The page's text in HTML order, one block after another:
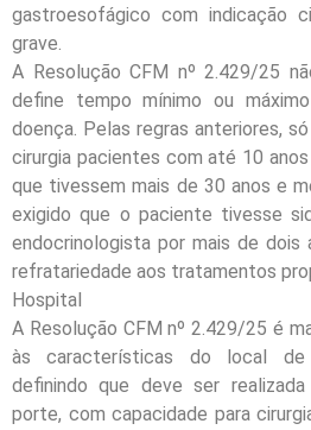
gastroesofágico com indicação
grave.
A Resolução CFM nº 2.429/25
define tempo mínimo ou
doença. Pelas regras anteriores,
cirurgia pacientes com até 10
que tivessem mais de 30 anos e
exigido que o paciente tivesse
endocrinologista por mais de dois
refratariedade aos tratamentos
Hospital
A Resolução CFM nº 2.429/25 é
às características do local de
definindo que deve ser
porte, com capacidade para